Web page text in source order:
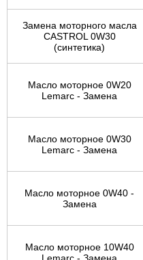
Замена моторного масла
CASTROL 0W30
(синтетика)
Масло моторное 0W20
Lemarc - Замена
Масло моторное 0W30
Lemarc - Замена
Масло моторное 0W40 -
Замена
Масло моторное 10W40